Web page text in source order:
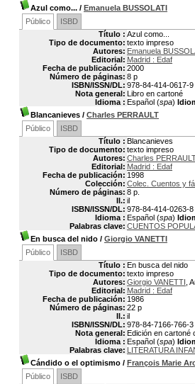
Azul como... / Emanuela BUSSOLATI
Público
ISBD
Título : Azul como...
Tipo de documento: texto impreso
Autores: Emanuela
Editorial: Madrid : Edaf
Fecha de publicación: 2000
Número de páginas: 8 p
ISBN/ISSN/DL: 978-84-414-0617-9
Nota general: Libro en cartoné
Idioma : Español (spa)
Blancanieves / Charles PERRAULT
Público
ISBD
Título : Blancanieves
Tipo de documento: texto impreso
Autores: Charles
Editorial: Madrid : Edaf
Fecha de publicación: 1998
Colección: Colec. Cuentos y
Número de páginas: 8 p.
Il.: il
ISBN/ISSN/DL: 978-84-414-0263-8
Idioma : Español (spa)
Palabras clave: CUENTOS
En busca del nido / Giorgio VANETTI
Público
ISBD
Título : En busca del nido
Tipo de documento: texto impreso
Autores: Giorgio VANETTI ,
Editorial: Madrid : Edaf
Fecha de publicación: 1986
Número de páginas: 22 p
Il.: il
ISBN/ISSN/DL: 978-84-7166-766-3
Nota general: Edición en cartoné
Idioma : Español (spa)
Palabras clave: LITERATURA
Cándido o el optimismo / François Marie
Público
ISBD